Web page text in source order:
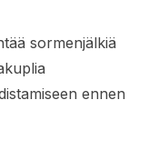
sormenjälkiä
ennen